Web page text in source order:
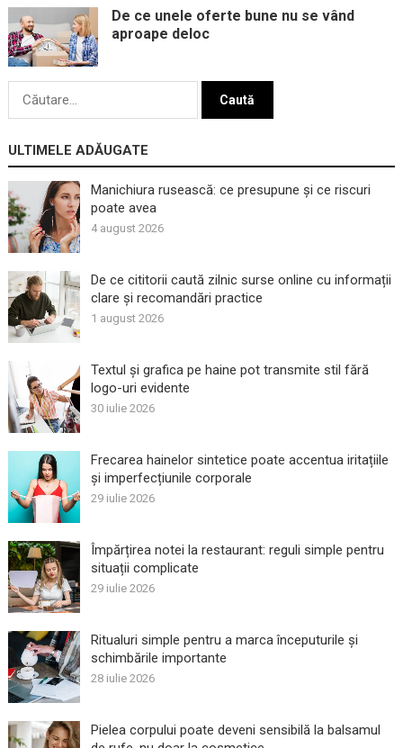
De ce unele oferte bune nu se vând
aproape deloc
Caută
ULTIMELE ADĂUGATE
Manichiura rusească: ce presupune și ce riscuri
poate avea
4 august 2026
De ce cititorii caută zilnic surse online cu informații
clare și recomandări practice
1 august 2026
Textul și grafica pe haine pot transmite stil fără
logo-uri evidente
30 iulie 2026
Frecarea hainelor sintetice poate accentua iritațiile
și imperfecțiunile corporale
29 iulie 2026
Împărțirea notei la restaurant: reguli simple pentru
situații complicate
29 iulie 2026
Ritualuri simple pentru a marca începuturile și
schimbările importante
28 iulie 2026
Pielea corpului poate deveni sensibilă la balsamul